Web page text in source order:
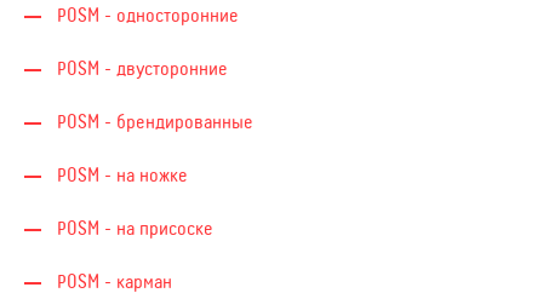
POSM - односторонние
POSM - двусторонние
POSM - брендированные
POSM - на ножке
POSM - на присоске
POSM - карман